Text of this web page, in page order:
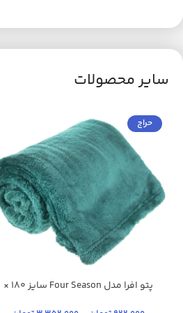
سایر محصولات
حراج
پتو افرا مدل Four Season سایز 180 ×